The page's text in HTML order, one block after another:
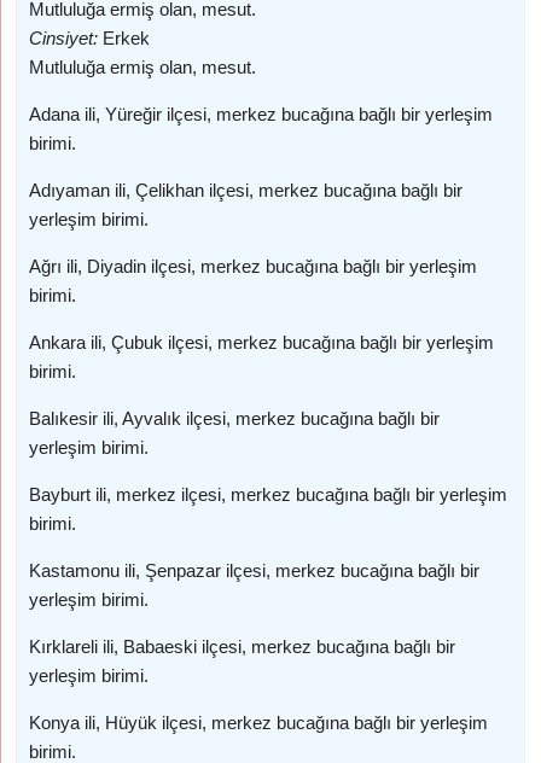
Mutluluğa ermiş olan, mesut.
Cinsiyet: Erkek
Mutluluğa ermiş olan, mesut.
Adana ili, Yüreğir ilçesi, merkez bucağına bağlı bir yerleşim
birimi.
Adıyaman ili, Çelikhan ilçesi, merkez bucağına bağlı bir
yerleşim birimi.
Ağrı ili, Diyadin ilçesi, merkez bucağına bağlı bir yerleşim
birimi.
Ankara ili, Çubuk ilçesi, merkez bucağına bağlı bir yerleşim
birimi.
Balıkesir ili, Ayvalık ilçesi, merkez bucağına bağlı bir
yerleşim birimi.
Bayburt ili, merkez ilçesi, merkez bucağına bağlı bir yerleşim
birimi.
Kastamonu ili, Şenpazar ilçesi, merkez bucağına bağlı bir
yerleşim birimi.
Kırklareli ili, Babaeski ilçesi, merkez bucağına bağlı bir
yerleşim birimi.
Konya ili, Hüyük ilçesi, merkez bucağına bağlı bir yerleşim
birimi.